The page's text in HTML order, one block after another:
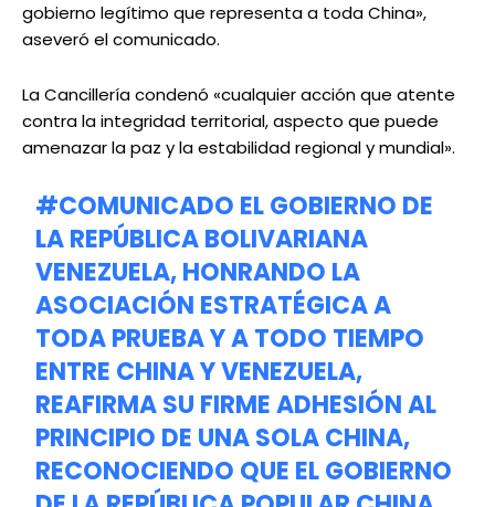
gobierno legítimo que representa a toda China»,
aseveró el comunicado.
La Cancillería condenó «cualquier acción que atente
contra la integridad territorial, aspecto que puede
amenazar la paz y la estabilidad regional y mundial».
#COMUNICADO EL GOBIERNO DE
LA REPÚBLICA BOLIVARIANA
VENEZUELA, HONRANDO LA
ASOCIACIÓN ESTRATÉGICA A
TODA PRUEBA Y A TODO TIEMPO
ENTRE CHINA Y VENEZUELA,
REAFIRMA SU FIRME ADHESIÓN AL
PRINCIPIO DE UNA SOLA CHINA,
RECONOCIENDO QUE EL GOBIERNO